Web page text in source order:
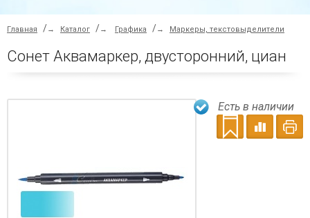
Главная → Каталог → Графика → Маркеры, текстовыделители
Сонет Аквамаркер, двусторонний, циан
Есть в наличии